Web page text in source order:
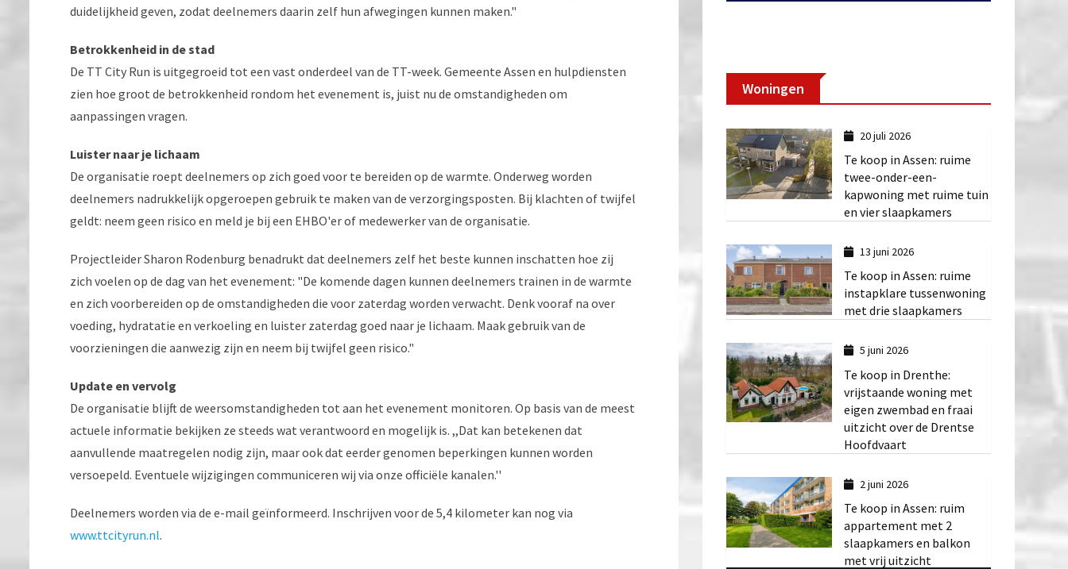
duidelijkheid geven, zodat deelnemers daarin zelf hun afwegingen kunnen maken."
Betrokkenheid in de stad
De TT City Run is uitgegroeid tot een vast onderdeel van de TT-week. Gemeente Assen en hulpdiensten
zien hoe groot de betrokkenheid rondom het evenement is, juist nu de omstandigheden om
aanpassingen vragen.
Luister naar je lichaam
De organisatie roept deelnemers op zich goed voor te bereiden op de warmte. Onderweg worden
deelnemers nadrukkelijk opgeroepen gebruik te maken van de verzorgingsposten. Bij klachten of twijfel
geldt: neem geen risico en meld je bij een EHBO'er of medewerker van de organisatie.
Projectleider Sharon Rodenburg benadrukt dat deelnemers zelf het beste kunnen inschatten hoe zij
zich voelen op de dag van het evenement: "De komende dagen kunnen deelnemers trainen in de warmte
en zich voorbereiden op de omstandigheden die voor zaterdag worden verwacht. Denk vooraf na over
voeding, hydratatie en verkoeling en luister zaterdag goed naar je lichaam. Maak gebruik van de
voorzieningen die aanwezig zijn en neem bij twijfel geen risico."
Update en vervolg
De organisatie blijft de weersomstandigheden tot aan het evenement monitoren. Op basis van de meest
actuele informatie bekijken ze steeds wat verantwoord en mogelijk is. ,,Dat kan betekenen dat
aanvullende maatregelen nodig zijn, maar ook dat eerder genomen beperkingen kunnen worden
versoepeld. Eventuele wijzigingen communiceren wij via onze officiële kanalen.''
Deelnemers worden via de e-mail geïnformeerd. Inschrijven voor de 5,4 kilometer kan nog via
www.ttcityrun.nl.
Woningen
20 juli 2026
Te koop in Assen: ruime
twee-onder-een-
kapwoning met ruime tuin
en vier slaapkamers
13 juni 2026
Te koop in Assen: ruime
instapklare tussenwoning
met drie slaapkamers
5 juni 2026
Te koop in Drenthe:
vrijstaande woning met
eigen zwembad en fraai
uitzicht over de Drentse
Hoofdvaart
2 juni 2026
Te koop in Assen: ruim
appartement met 2
slaapkamers en balkon
met vrij uitzicht